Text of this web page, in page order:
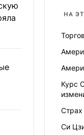
НА
Курс
Си